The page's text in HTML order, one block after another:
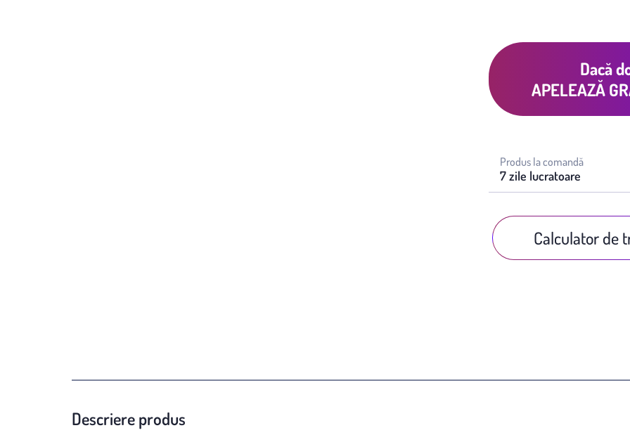
Dacă
APELEAZĂ
Produs la comandă
7 zile lucratoare
Calculator de
Descriere produs